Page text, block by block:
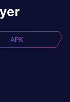
APK